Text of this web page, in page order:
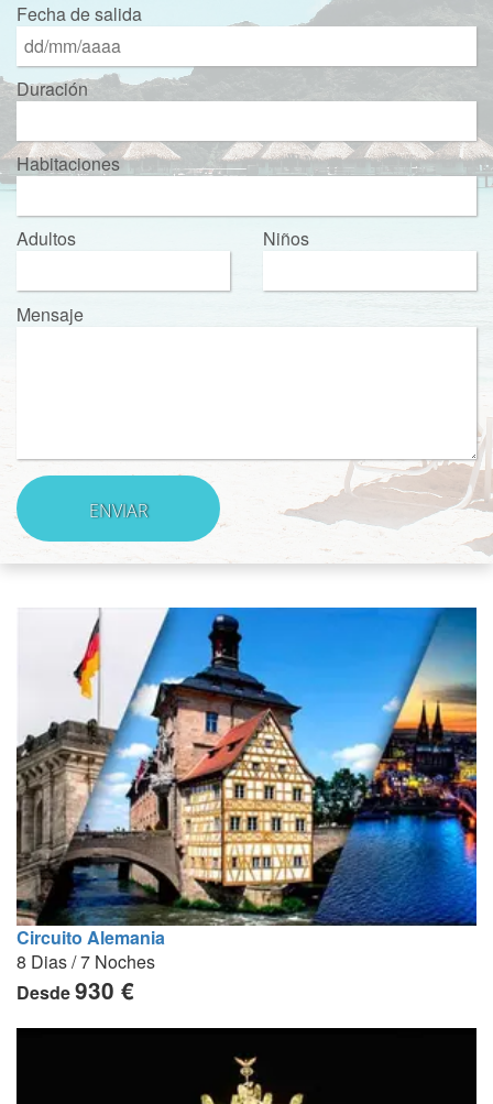
Fecha de salida
Duración
Habitaciones
Adultos Niños
Mensaje
Circuito Alemania
8 Dias / 7 Noches
Desde930 €